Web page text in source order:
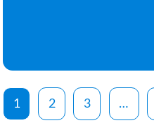
1 2 3 …